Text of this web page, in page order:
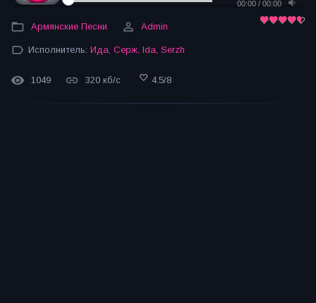
00:00 / 00:00
Армянские Песни Admin
Исполнитель: Ида Серж Ida Serzh
1049 320 кб/с 4.5/8